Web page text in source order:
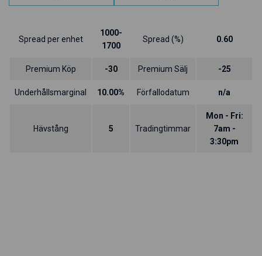
Spread per enhet
1000-
1700
Spread (%) 0.60
Premium Köp -30 Premium Sälj -25
Underhållsmarginal 10.00% Förfallodatum n/a
Hävstång 5 Tradingtimmar
Mon - Fri:
7am -
3:30pm